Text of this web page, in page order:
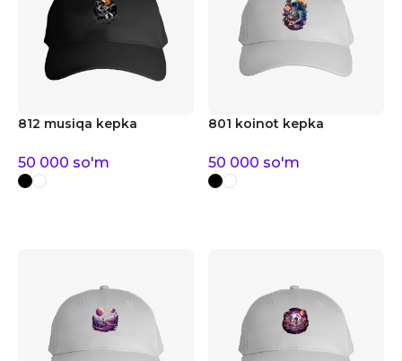
812 musiqa kepka
50 000 so'm
801 koinot kepka
50 000 so'm